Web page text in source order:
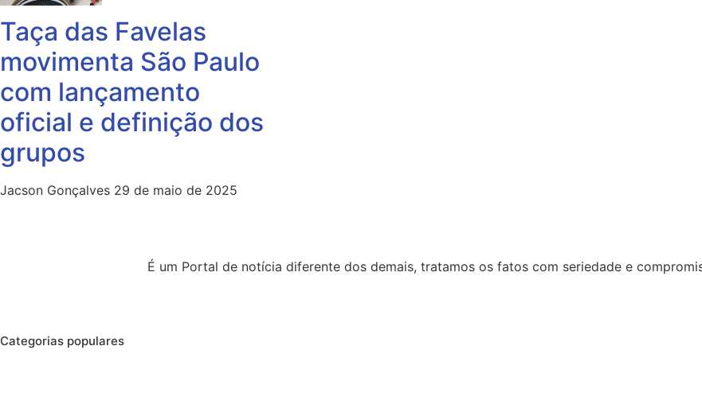
Taça das Favelas
movimenta São Paulo
com lançamento
oficial e definição dos
grupos
Jacson Gonçalves 29 de maio de 2025
É um Portal de notícia diferente dos demais, tratamos os fatos com seriedade e
Categorias populares